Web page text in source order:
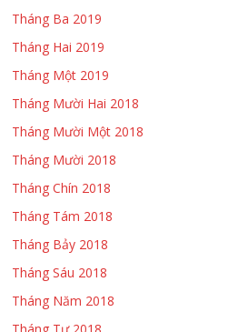
Tháng Ba 2019
Tháng Hai 2019
Tháng Một 2019
Tháng Mười Hai 2018
Tháng Mười Một 2018
Tháng Mười 2018
Tháng Chín 2018
Tháng Tám 2018
Tháng Bảy 2018
Tháng Sáu 2018
Tháng Năm 2018